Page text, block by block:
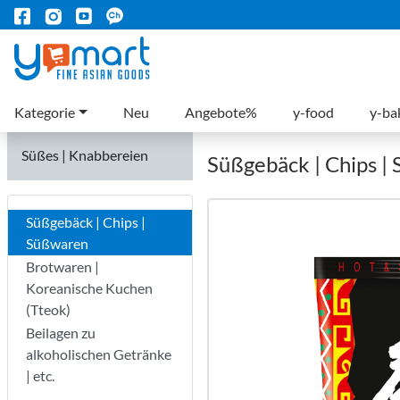
Kategorie Neu Angebote% y-food y-
Süßes | Knabbereien
Süßgebäck | Chips |
Süßwaren
Brotwaren |
Koreanische Kuchen
(Tteok)
Beilagen zu
alkoholischen Getränke
| etc.
Süßgebäck | Chips |